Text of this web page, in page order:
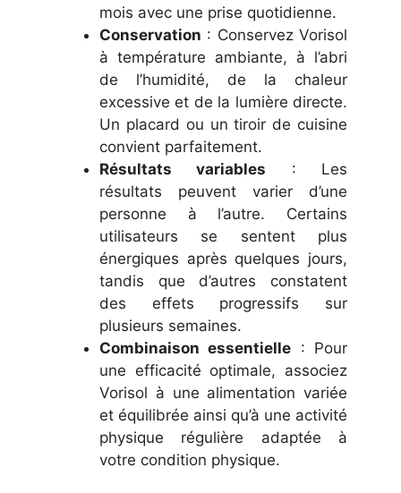
mois avec une prise quotidienne.
Conservation : Conservez Vorisol
à température ambiante, à l’abri
de l’humidité, de la chaleur
excessive et de la lumière directe.
Un placard ou un tiroir de cuisine
convient parfaitement.
Résultats variables : Les
résultats peuvent varier d’une
personne à l’autre. Certains
utilisateurs se sentent plus
énergiques après quelques jours,
tandis que d’autres constatent
des effets progressifs sur
plusieurs semaines.
Combinaison essentielle : Pour
une efficacité optimale, associez
Vorisol à une alimentation variée
et équilibrée ainsi qu’à une activité
physique régulière adaptée à
votre condition physique.